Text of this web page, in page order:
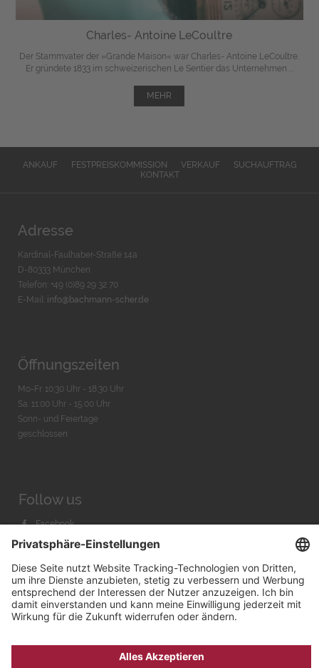
Charles- Antoine LeCoultre
Der Stammvater der »Grande Maison« war Charles- Antoine LeCoultre.
Er gründete 1833 im schweizerischen Le Sentier das Unternehmen ...
MEHR
ANKAUF FESTPREISKOMMISSION VERKAUF
SUCHAUFTRAG
KONTAKT
Adresse
Kardinal-Faulhaber-Straße 14a
D-80333 München
Telefon: +49 (0)89 29 32 70
E-Mail: info@bachmann-scher.de
Öffnungszeiten
Mo-Fr. 10:30 Uhr - 18:30 Uhr
Sa. 11:00 Uhr - 15.00 Uhr
Sonn- und Feiertage
geschlossen
Follow us
Facebook
Instagram
Youtube
Bachmann & Scher GmbH / Watchandco GmbH